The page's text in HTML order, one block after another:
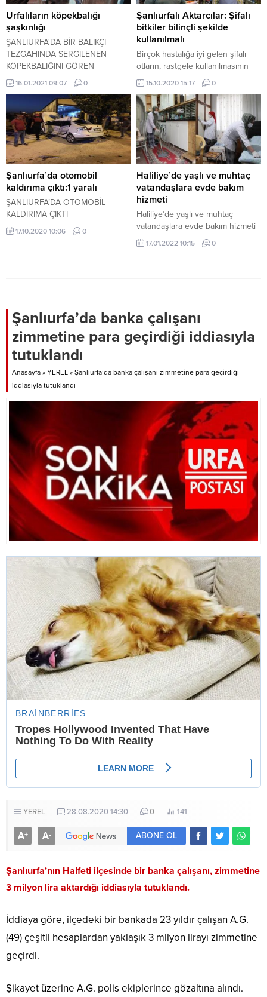
Urfalıların köpekbalığı
şaşkınlığı
ŞANLIURFA'DA BİR BALIKÇI
TEZGAHINDA SERGİLENEN
KÖPEKBALIĞINI GÖREN
VATANDAŞLAR, ŞAŞKINLIKLARINI
GİZLEYEMEDİ.
16.01.2021 09:07 0
Şanlıurfalı Aktarcılar: Şifalı
bitkiler bilinçli şekilde
kullanılmalı
Birçok hastalığa iyi gelen şifalı
otların, rastgele kullanılmasının
yanlış olduğunu belirten aktarlar
özellikle tansiyon hastalarının
doktor kontrolünde şifalı otları
kullanması gerektiğini ifade etti.
15.10.2020 15:17 0
Şanlıurfa’da otomobil
kaldırıma çıktı:1 yaralı
ŞANLIURFA’DA OTOMOBİL
KALDIRIMA ÇIKTI
17.10.2020 10:06 0
Haliliye’de yaşlı ve muhtaç
vatandaşlara evde bakım
hizmeti
Haliliye’de yaşlı ve muhtaç
vatandaşlara evde bakım hizmeti
17.01.2022 10:15 0
Şanlıurfa’da banka çalışanı
zimmetine para geçirdiği iddiasıyla
tutuklandı
Anasayfa » YEREL » Şanlıurfa’da banka çalışanı zimmetine para geçirdiği
iddiasıyla tutuklandı
YEREL 28.08.2020 14:30 0 141
A+ A- ABONE OL
Şanlıurfa’nın Halfeti ilçesinde bir banka çalışanı, zimmetine
3 milyon lira aktardığı iddiasıyla tutuklandı.
İddiaya göre, ilçedeki bir bankada 23 yıldır çalışan A.G.
(49) çeşitli hesaplardan yaklaşık 3 milyon lirayı zimmetine
geçirdi.
Şikayet üzerine A.G. polis ekiplerince gözaltına alındı.